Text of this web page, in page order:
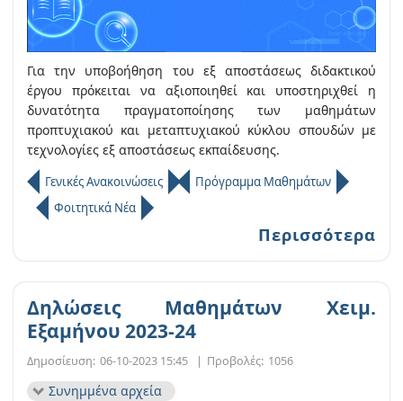
Για την υποβοήθηση του εξ αποστάσεως διδακτικού
έργου πρόκειται να αξιοποιηθεί και υποστηριχθεί η
δυνατότητα πραγματοποίησης των μαθημάτων
προπτυχιακού και μεταπτυχιακού κύκλου σπουδών με
τεχνολογίες εξ αποστάσεως εκπαίδευσης.
Γενικές Ανακοινώσεις
Πρόγραμμα Μαθημάτων
Φοιτητικά Νέα
Περισσότερα
Δηλώσεις Μαθημάτων Χειμ.
Εξαμήνου 2023-24
Δημοσίευση: 06-10-2023 15:45 | Προβολές: 1056
Συνημμένα αρχεία